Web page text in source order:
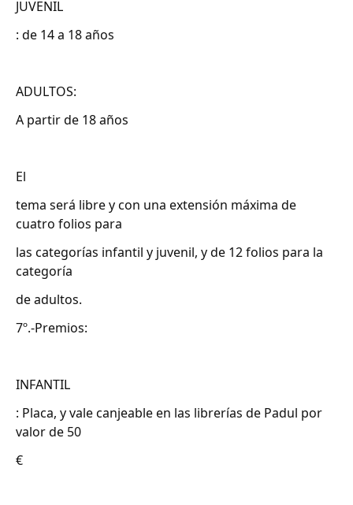
JUVENIL
: de 14 a 18 años
ADULTOS:
A partir de 18 años
El
tema será libre y con una extensión máxima de
cuatro folios para
las categorías infantil y juvenil, y de 12 folios para la
categoría
de adultos.
7º.-Premios:
INFANTIL
: Placa, y vale canjeable en las librerías de Padul por
valor de 50
€